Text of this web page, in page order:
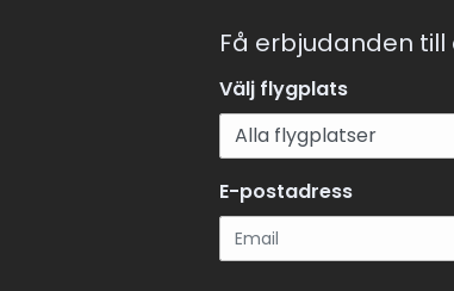
Få erbjudanden till
Välj flygplats
E-postadress